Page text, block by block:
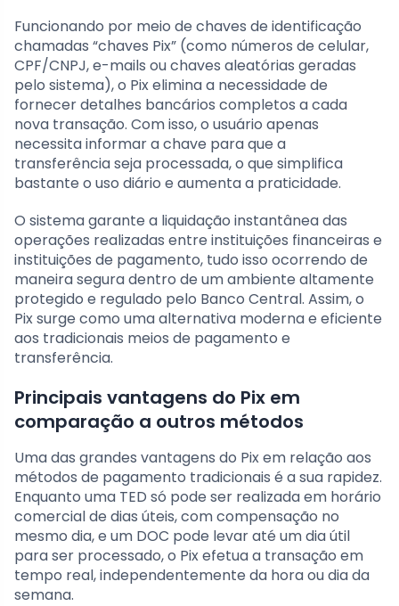
Funcionando por meio de chaves de identificação
chamadas “chaves Pix” (como números de celular,
CPF/CNPJ, e-mails ou chaves aleatórias geradas
pelo sistema), o Pix elimina a necessidade de
fornecer detalhes bancários completos a cada
nova transação. Com isso, o usuário apenas
necessita informar a chave para que a
transferência seja processada, o que simplifica
bastante o uso diário e aumenta a praticidade.
O sistema garante a liquidação instantânea das
operações realizadas entre instituições financeiras e
instituições de pagamento, tudo isso ocorrendo de
maneira segura dentro de um ambiente altamente
protegido e regulado pelo Banco Central. Assim, o
Pix surge como uma alternativa moderna e eficiente
aos tradicionais meios de pagamento e
transferência.
Principais vantagens do Pix em
comparação a outros métodos
Uma das grandes vantagens do Pix em relação aos
métodos de pagamento tradicionais é a sua rapidez.
Enquanto uma TED só pode ser realizada em horário
comercial de dias úteis, com compensação no
mesmo dia, e um DOC pode levar até um dia útil
para ser processado, o Pix efetua a transação em
tempo real, independentemente da hora ou dia da
semana.